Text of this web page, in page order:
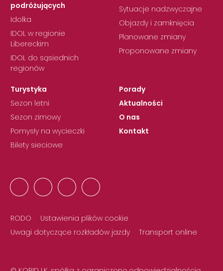
podróżujących
Idolka
IDOL w regionie
Libereckim
IDOL do sąsiednich
regionów
Sytuacje nadzwyczajne
Objazdy i zamknięcia
Planowane zmiany
Proponowane zmiany
Turystyka
Sezon letni
Sezon zimowy
Pomysły na wycieczki
Bilety sieciowe
Porady
Aktualności
O nas
Kontakt
RODO
Ustawienia plików cookie
Uwagi dotyczące rozkładów jazdy
Transport online